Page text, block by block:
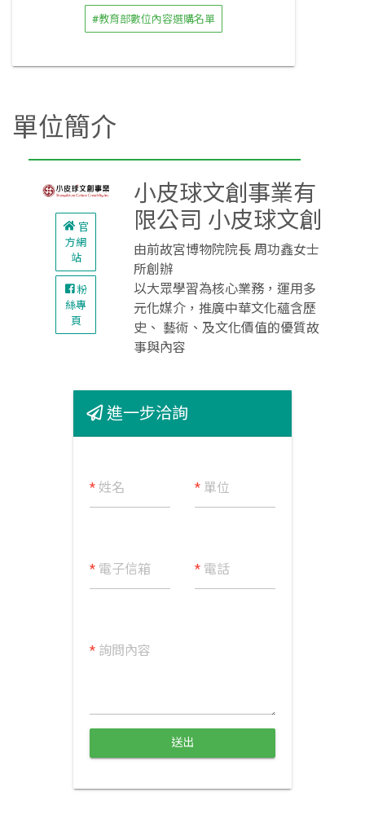
#教育部數位內容選購名單
單位簡介
官
方網
站
粉
絲專
頁
小皮球文創事業有
限公司 小皮球文創
由前故宮博物院院長 周功鑫女士
所創辦
以大眾學習為核心業務，運用多
元化媒介，推廣中華文化蘊含歷
史、 藝術、及文化價值的優質故
事與內容
進一步洽詢
*姓名 * 單位
*電子信箱 * 電話
*詢問內容
送出